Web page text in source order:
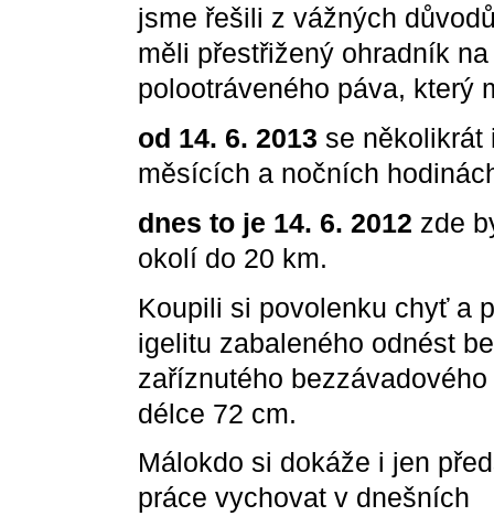
jsme řešili z vážných
měli přestřižený ohradník
polootráveného páva, který
od 14. 6. 2013 se několikrát
měsících a nočních
dnes to je 14. 6. 2012 zde
okolí do 20 km.
Koupili si povolenku chyť a
igelitu zabaleného odnést
zaříznutého
délce 72 cm.
Málokdo si dokáže i jen
práce vychovat v dnešních